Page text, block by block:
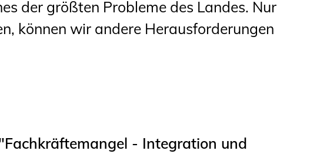
der größten Probleme des Landes. Nur
können wir andere Herausforderungen
- Integration und